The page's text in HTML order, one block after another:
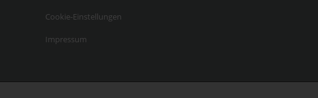
Cookie-Einstellungen
Impressum